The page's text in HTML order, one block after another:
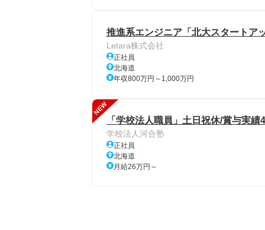
推進系エンジニア「北大スタートア
Letara株式会社
正社員
北海道
年収800万円～1,000万円
NEW
「学校法人職員」土日祝休/賞与実績
学校法人河合塾
正社員
北海道
月給26万円～